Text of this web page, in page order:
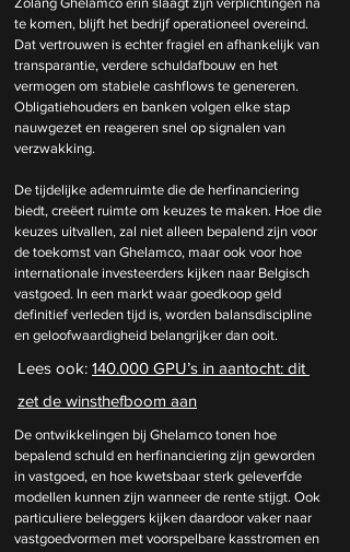
te komen, blijft het bedrijf operationeel overeind.
Dat vertrouwen is echter fragiel en afhankelijk van
transparantie, verdere schuldafbouw en het
vermogen om stabiele cashflows te genereren.
Obligatiehouders en banken volgen elke stap
nauwgezet en reageren snel op signalen van
verzwakking.
De tijdelijke ademruimte die de herfinanciering
biedt, creëert ruimte om keuzes te maken. Hoe die
keuzes uitvallen, zal niet alleen bepalend zijn voor
de toekomst van Ghelamco, maar ook voor hoe
internationale investeerders kijken naar Belgisch
vastgoed. In een markt waar goedkoop geld
definitief verleden tijd is, worden balansdiscipline
en geloofwaardigheid belangrijker dan ooit.
Lees ook: 140.000 GPU’s in aantocht: dit
zet de winsthefboom aan
De ontwikkelingen bij Ghelamco tonen hoe
bepalend schuld en herfinanciering zijn geworden
in vastgoed, en hoe kwetsbaar sterk geleverfde
modellen kunnen zijn wanneer de rente stijgt. Ook
particuliere beleggers kijken daardoor vaker naar
vastgoedvormen met voorspelbare kasstromen en